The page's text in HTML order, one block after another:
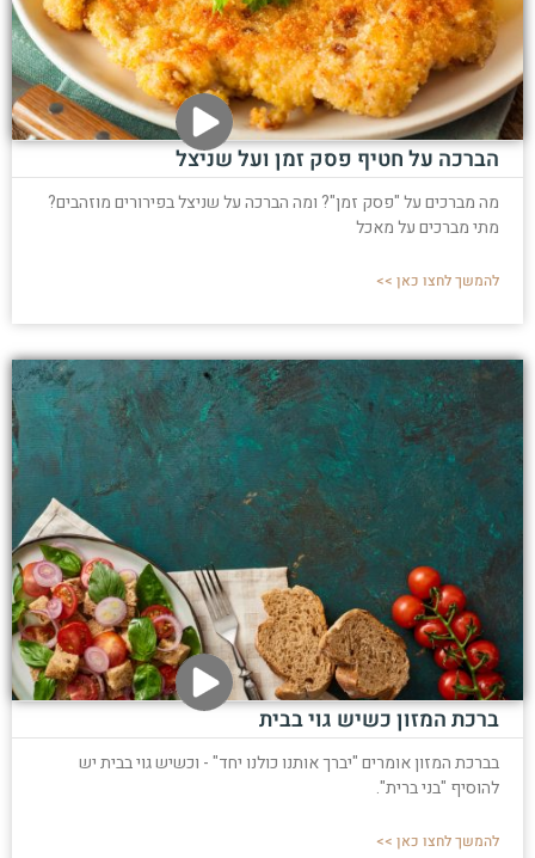
הברכה על חטיף פסק זמן ועל שניצל
מה מברכים על "פסק זמן"? ומה הברכה על שניצל בפירורים מוזהבים?
מתי מברכים על מאכל
להמשך לחצו כאן >>
ברכת המזון כשיש גוי בבית
בברכת המזון אומרים "יברך אותנו כולנו יחד" - וכשיש גוי בבית יש
להוסיף "בני ברית".
להמשך לחצו כאן >>